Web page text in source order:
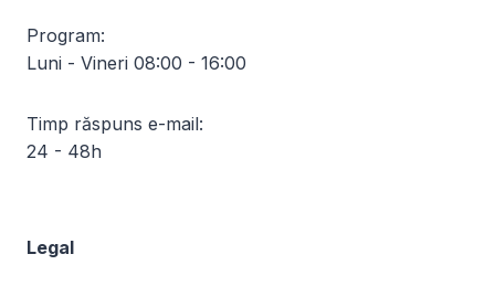
Program:
Luni - Vineri 08:00 - 16:00
Timp răspuns e-mail:
24 - 48h
Legal